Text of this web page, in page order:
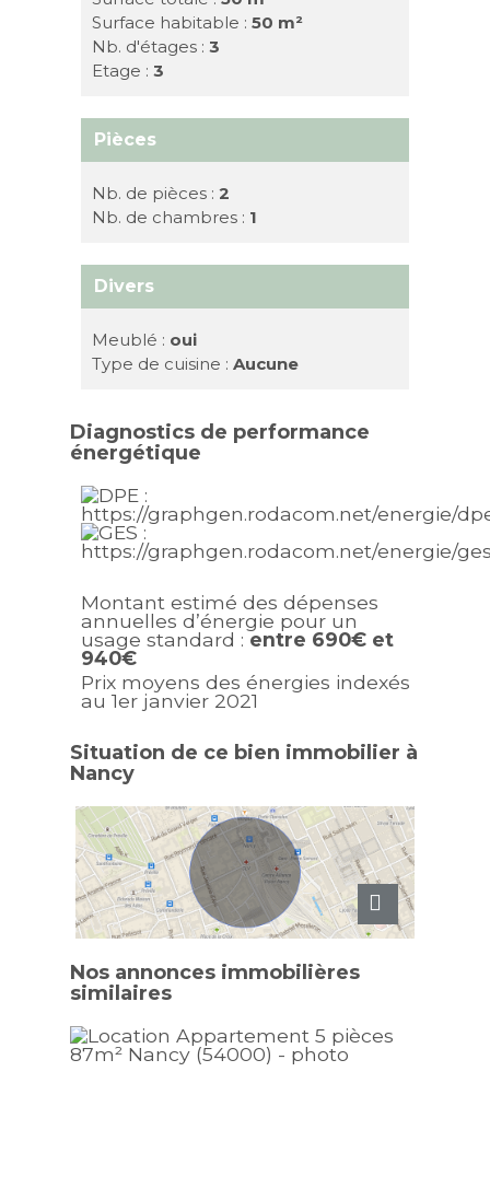
Surface habitable :50 m²
Nb. d'étages :3
Etage :3
Pièces
Nb. de pièces :2
Nb. de chambres : 1
Divers
Meublé : oui
Type de cuisine :Aucune
Diagnostics de performance
énergétique
Montant estimé des dépenses
annuelles d’énergie pour un
usage standard : entre 690€ et
940€
Prix moyens des énergies indexés
au 1er janvier 2021
Situation de ce bien immobilier à
Nancy
Nos annonces immobilières
similaires